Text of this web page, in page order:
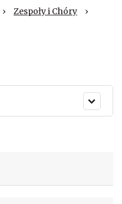
› Zespoły i Chóry
›